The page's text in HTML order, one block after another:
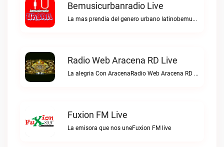
Bemusicurbanradio Live
La mas prendia del genero urbano latinobemusicurbanradio live
Radio Web Aracena RD Live
La alegria Con AracenaRadio Web Aracena RD live
Fuxion FM Live
La emisora que nos uneFuxion FM live